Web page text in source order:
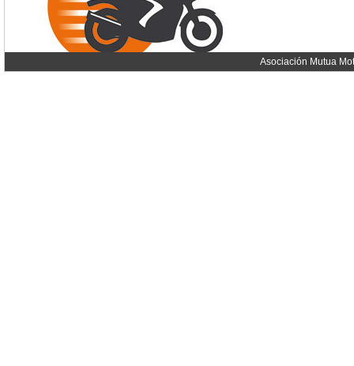
Asociación Mutua